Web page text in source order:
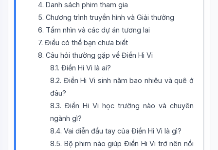
4. Danh sách phim tham gia
5. Chương trình truyền hình và Giải thưởng
6. Tầm nhìn và các dự án tương lai
7. Điều có thể bạn chưa biết
8. Câu hỏi thường gặp về Điền Hi Vi
8.1. Điền Hi Vi là ai?
8.2. Điền Hi Vi sinh năm bao nhiêu và quê ở
đâu?
8.3. Điền Hi Vi học trường nào và chuyên
ngành gì?
8.4. Vai diễn đầu tay của Điền Hi Vi là gì?
8.5. Bộ phim nào giúp Điền Hi Vi trở nên nổi
🤖Wiki Trợ Lý
Sẵn sàng hỗ trợ